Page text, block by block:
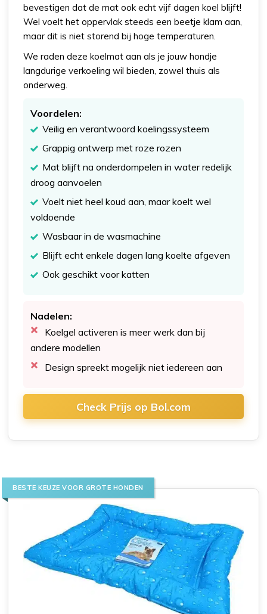
bevestigen dat de mat ook echt vijf dagen koel blijft!
Wel voelt het oppervlak steeds een beetje klam aan,
maar dit is niet storend bij hoge temperaturen.
We raden deze koelmat aan als je jouw hondje
langdurige verkoeling wil bieden, zowel thuis als
onderweg.
Voordelen:
Veilig en verantwoord koelingssysteem
Grappig ontwerp met roze rozen
Mat blijft na onderdompelen in water redelijk
droog aanvoelen
Voelt niet heel koud aan, maar koelt wel
voldoende
Wasbaar in de wasmachine
Blijft echt enkele dagen lang koelte afgeven
Ook geschikt voor katten
Nadelen:
Koelgel activeren is meer werk dan bij
andere modellen
Design spreekt mogelijk niet iedereen aan
Check Prijs op Bol.com
BESTE KEUZE VOOR GROTE HONDEN